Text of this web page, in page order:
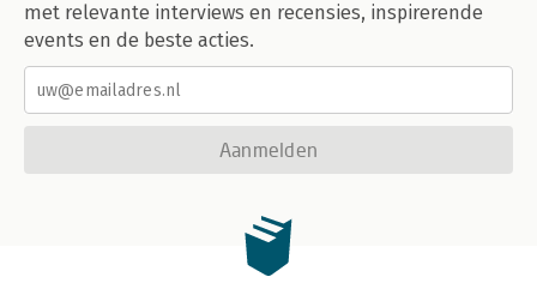
met relevante interviews en recensies, inspirerende
events en de beste acties.
Aanmelden